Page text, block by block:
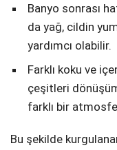
Banyo sonrası
da yağ, cildin
yardımcı olabilir.
Farklı koku ve
çeşitleri
farklı bir
Bu şekilde